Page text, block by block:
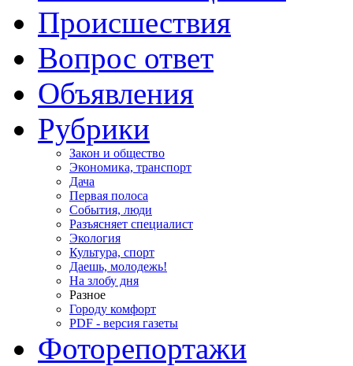
Происшествия
Вопрос ответ
Объявления
Рубрики
Закон и общество
Экономика, транспорт
Дача
Первая полоса
События, люди
Разъясняет специалист
Экология
Культура, спорт
Даешь, молодежь!
На злобу дня
Разное
Городу комфорт
PDF - версия газеты
Фоторепортажи